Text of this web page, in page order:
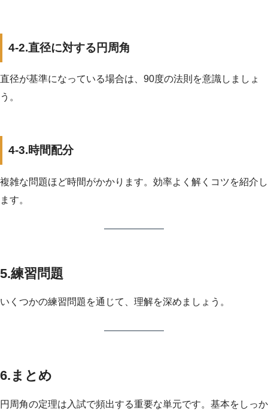
4-2.直径に対する円周角
直径が基準になっている場合は、90度の法則を意識しましょ
う。
4-3.時間配分
複雑な問題ほど時間がかかります。効率よく解くコツを紹介し
ます。
5.練習問題
いくつかの練習問題を通じて、理解を深めましょう。
6.まとめ
円周角の定理は入試で頻出する重要な単元です。基本をしっか